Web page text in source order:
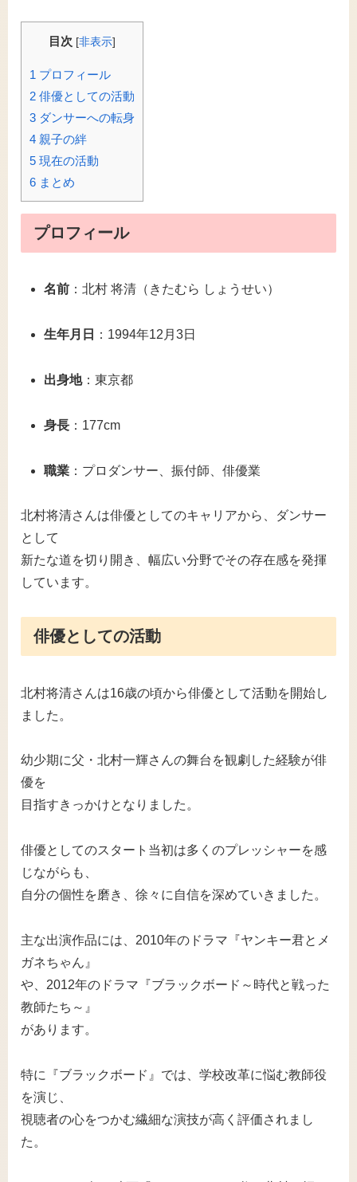
目次 [非表示]
1 プロフィール
2 俳優としての活動
3 ダンサーへの転身
4 親子の絆
5 現在の活動
6 まとめ
プロフィール
名前 ：北村 将清（きたむら しょうせい）
生年月日 ：1994年12月3日
出身地：東京都
身長 ：177cm
職業 ：プロダンサー、振付師、俳優業
北村将清さんは俳優としてのキャリアから、ダンサー
として
新たな道を切り開き、幅広い分野でその存在感を発揮
しています。
俳優としての活動
北村将清さんは16歳の頃から俳優として活動を開始し
ました。
幼少期に父・北村一輝さんの舞台を観劇した経験が俳
優を
目指すきっかけとなりました。
俳優としてのスタート当初は多くのプレッシャーを感
じながらも、
自分の個性を磨き、徐々に自信を深めていきました。
主な出演作品には、2010年のドラマ『ヤンキー君とメ
ガネちゃん』
や、2012年のドラマ『ブラックボード～時代と戦った
教師たち～』
があります。
特に『ブラックボード』では、学校改革に悩む教師役
を演じ、
視聴者の心をつかむ繊細な演技が高く評価されまし
た。